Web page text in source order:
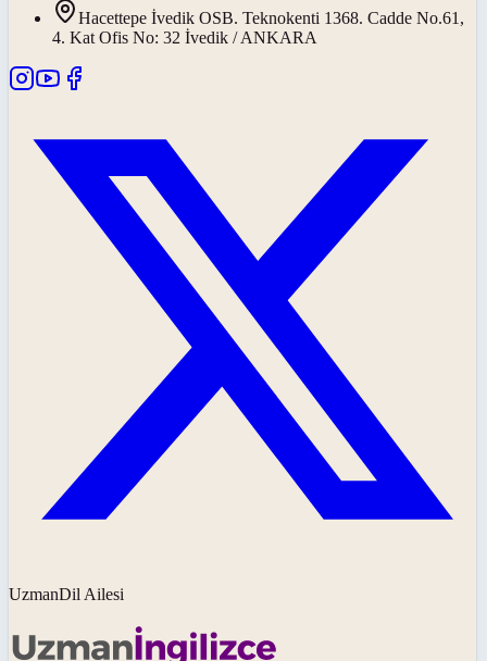
Hacettepe İvedik OSB. Teknokenti 1368. Cadde No.61,
4. Kat Ofis No: 32 İvedik / ANKARA
UzmanDil Ailesi